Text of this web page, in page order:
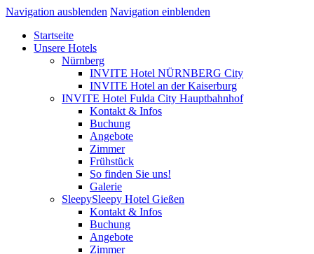
Navigation ausblenden Navigation einblenden
Startseite
Unsere Hotels
Nürnberg
INVITE Hotel NÜRNBERG City
INVITE Hotel an der Kaiserburg
INVITE Hotel Fulda City Hauptbahnhof
Kontakt & Infos
Buchung
Angebote
Zimmer
Frühstück
So finden Sie uns!
Galerie
SleepySleepy Hotel Gießen
Kontakt & Infos
Buchung
Angebote
Zimmer